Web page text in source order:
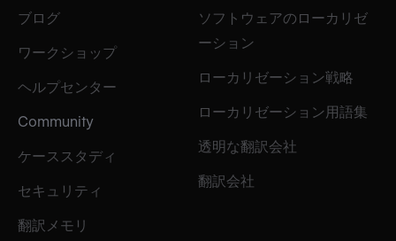
ブログ
ワークショップ
ヘルプセンター
Community
ケーススタディ
セキュリティ
翻訳メモリ
ソフトウェアのローカリゼ
ーション
ローカリゼーション戦略
ローカリゼーション用語集
透明な翻訳会社
翻訳会社